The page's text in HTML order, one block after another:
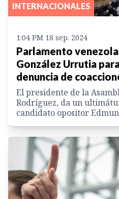
INTERNACIONALES
1:04 PM 18 sep. 2024
Parlamento
González Urrutia
denuncia de
El presidente de la
Rodríguez, da un
candidato opositor